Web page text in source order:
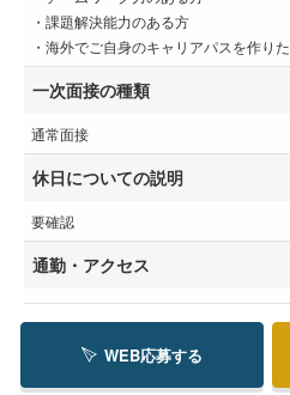
・課題解決能⼒のある⽅
・海外でご⾃⾝のキャリアパスを作り
一次面接の種類
通常面接
休日についての説明
要確認
通勤・アクセス
WEB応募する